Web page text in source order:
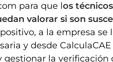
para que los
valorar si son
a la empresa
y desde
gestionar la